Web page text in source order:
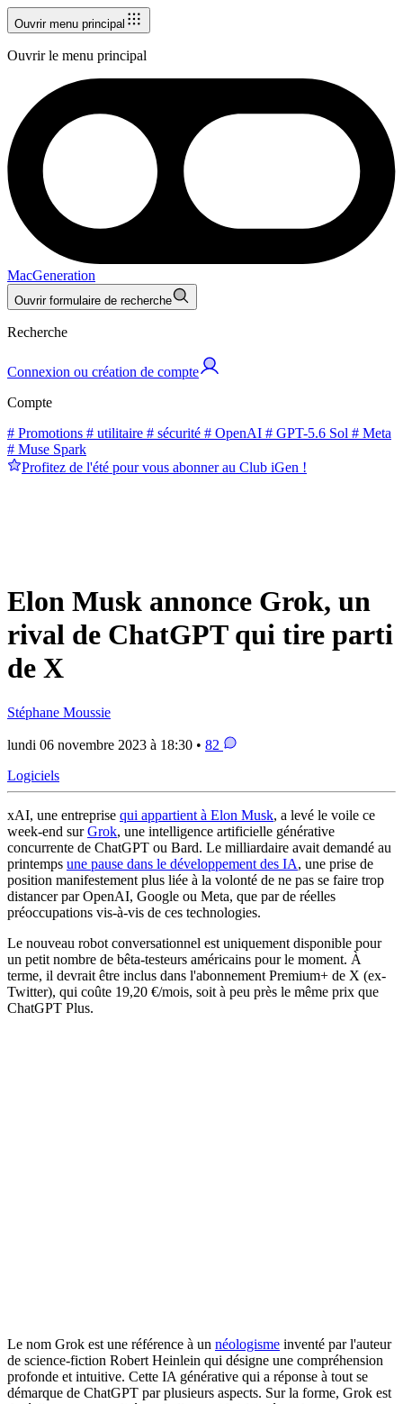
Ouvrir menu principal
Ouvrir le menu principal
MacGeneration
Ouvrir formulaire de recherche
Recherche
Connexion ou création de compte
Compte
# Promotions # utilitaire # sécurité # OpenAI # GPT-5.6 Sol # Meta
# Muse Spark
Profitez de l'été pour vous abonner au Club iGen !
Elon Musk annonce Grok, un
rival de ChatGPT qui tire parti
de X
Stéphane Moussie
lundi 06 novembre 2023 à 18:30 • 82
Logiciels
xAI, une entreprise qui appartient à Elon Musk, a levé le voile ce
week-end surGrok, une intelligence artificielle générative
concurrente de ChatGPT ou Bard. Le milliardaire avait demandé au
printemps une pause dans le développement des IA, une prise de
position manifestement plus liée à la volonté de ne pas se faire trop
distancer par OpenAI, Google ou Meta, que par de réelles
préoccupations vis-à-vis de ces technologies.
Le nouveau robot conversationnel est uniquement disponible pour
un petit nombre de bêta-testeurs américains pour le moment. À
terme, il devrait être inclus dans l'abonnement Premium+ de X (ex-
Twitter), qui coûte 19,20 €/mois, soit à peu près le même prix que
ChatGPT Plus.
Le nom Grok est une référence à un néologisme inventé par l'auteur
de science-fiction Robert Heinlein qui désigne une compréhension
profonde et intuitive. Cette IA générative qui a réponse à tout se
démarque de ChatGPT par plusieurs aspects. Sur la forme, Grok est